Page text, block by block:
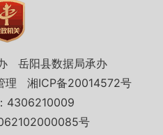
岳阳县数据局承办
理
湘ICP备20014572号
4306210009
号